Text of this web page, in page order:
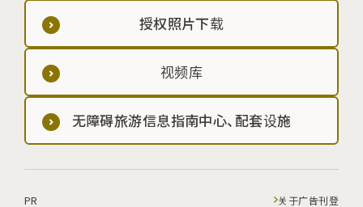
授权照片下载
视频库
无障碍旅游信息指南中心、配套设施
PR 关于广告刊登